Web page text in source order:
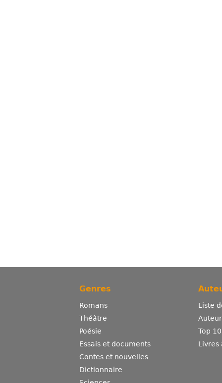
Genres
Romans
Théâtre
Poésie
Essais et documents
Contes et nouvelles
Dictionnaire
Liste
Top
Livres